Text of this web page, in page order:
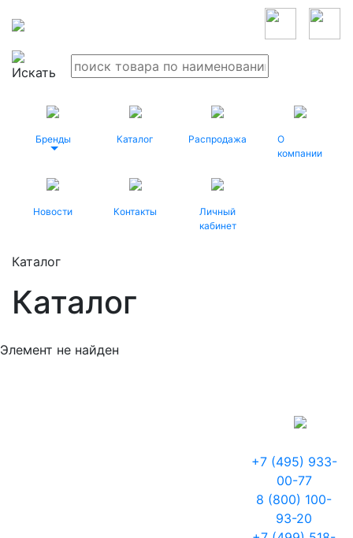
Бренды Каталог Распродажа
О
компании
Новости Контакты
Личный
кабинет
Каталог
Каталог
Элемент не найден
+7 (495) 933-
00-77
8 (800) 100-
93-20